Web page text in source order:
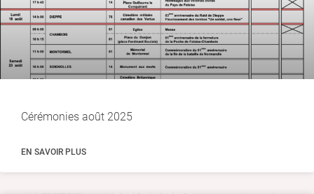
Cérémonies août 2025
EN SAVOIR PLUS